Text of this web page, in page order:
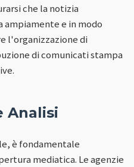
che la notizia
ampiamente e in modo
l'organizzazione di
di comunicati stampa
Analisi
è fondamentale
mediatica. Le agenzie